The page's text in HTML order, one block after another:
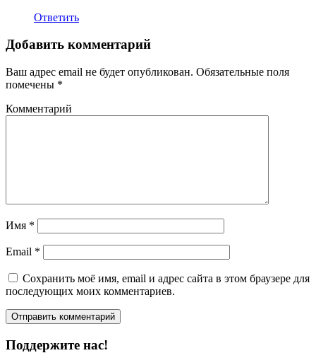
Ответить
Добавить комментарий
Ваш адрес email не будет опубликован. Обязательные поля
помечены *
Комментарий
Имя *
Email *
Сохранить моё имя, email и адрес сайта в этом браузере для
последующих моих комментариев.
Поддержите нас!